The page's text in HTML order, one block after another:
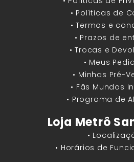
• Políticas de
• Termos e
• Prazos de
• Trocas e
• Meus
• Minhas Pré-
• Fãs Mundos
• Programa de
Loja Metrô
•
• Horários de